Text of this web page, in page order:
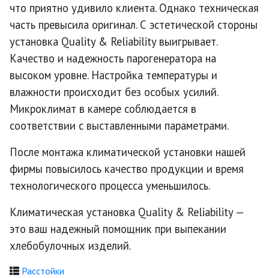
что приятно удивило клиента. Однако техническая
часть превысила оригинал. С эстетической стороны
установка Quality & Reliability выигрывает.
Качество и надежность парогенератора на
высоком уровне. Настройка температуры и
влажности происходит без особых усилий.
Микроклимат в камере соблюдается в
соответствии с выставленными параметрами.
После монтажа климатической установки нашей
фирмы повысилось качество продукции и время
технологического процесса уменьшилось.
Климатическая установка Quality & Reliability —
это ваш надежный помощник при выпекании
хлебобулочных изделий.
Расстойки